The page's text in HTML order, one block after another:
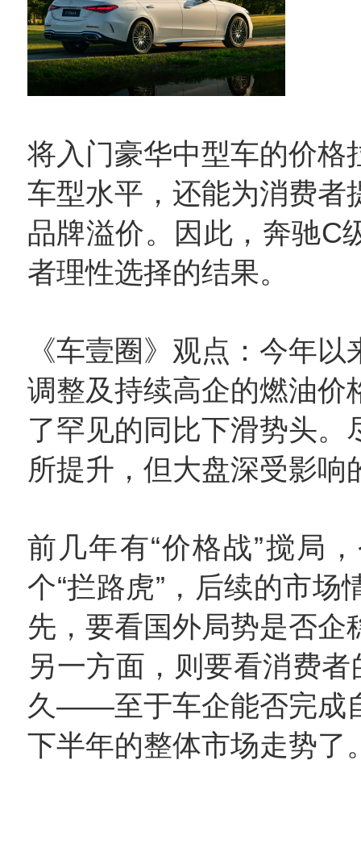
将入门豪华中型车的价格
车型水平，还能为消费者
品牌溢价。因此，奔驰C
者理性选择的结果。
《车壹圈》观点：今年
调整及持续高企的燃油价
了罕见的同比下滑势头
所提升，但大盘深受影响
前几年有“价格战”搅局
个“拦路虎”，后续的市
先，要看国外局势是否
另一方面，则要看消费者
久——至于车企能否完成
下半年的整体市场走势了